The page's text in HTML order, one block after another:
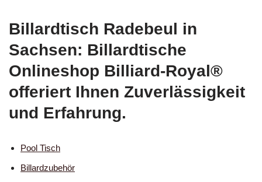
Billardtisch Radebeul in
Sachsen: Billardtische
Onlineshop Billiard-Royal®
offeriert Ihnen Zuverlässigkeit
und Erfahrung.
Pool Tisch
Billardzubehör